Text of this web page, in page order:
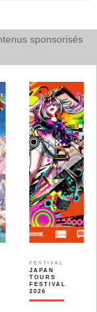
sponsorisés
FESTIVAL
JAPAN
TOURS
FESTIVAL
2026